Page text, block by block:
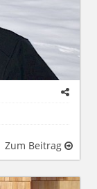
Zum Beitrag